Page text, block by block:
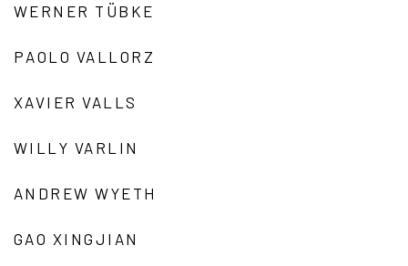
WERNER TÜBKE
PAOLO VALLORZ
XAVIER VALLS
WILLY VARLIN
ANDREW WYETH
GAO XINGJIAN